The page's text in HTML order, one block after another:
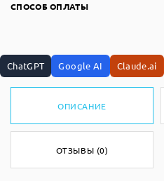
СПОСОБ ОПЛАТЫ
ChatGPT Google AI Claude.ai
ОПИСАНИЕ
ОТЗЫВЫ (0)